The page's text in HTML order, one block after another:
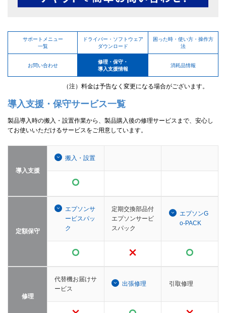
サポートメニュー
一覧
ドライバー・ソフトウェア
ダウンロード
困った時・使い方・操作方
法
お問い合わせ
修理・保守・
導入支援情報
消耗品情報
（注）料金は予告なく変更になる場合がございます。
導入支援・保守サービス一覧
製品導入時の搬入・設置作業から、製品購入後の修理サービスまで、安心し
てお使いいただけるサービスをご用意しています。
導入支援
搬入・設置
定額保守
エプソンサ
ービスパッ
ク
定期交換部品付
エプソンサービ
スパック
エプソンG
o-PACK
修理
代替機お届けサ
ービス
出張修理 引取修理